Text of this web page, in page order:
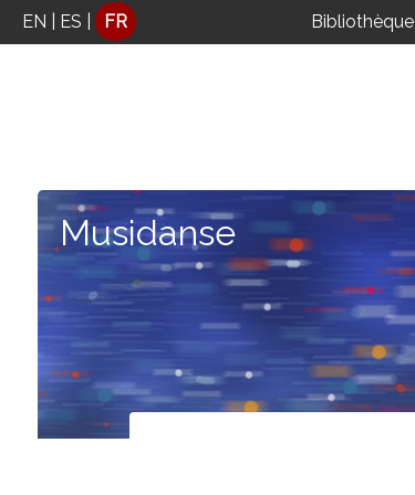
Panneau de gestion des cookies
EN ES | FR Bibliothèque
Musidanse